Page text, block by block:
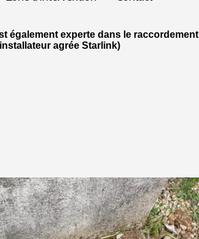
également experte dans le
agrée Starlink)